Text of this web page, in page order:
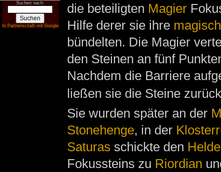
Suchen nach:
In Partnerschaft mit Google
die beteiligten Magier
Hilfe derer sie ihre
bündelten. Die Magier
den Steinen an fünf
Nachdem die Barriere
ließen sie die Steine
Sie wurden später an der
Stonehenge, in der
Saturas schickte den
Fokussteins zu Riordian